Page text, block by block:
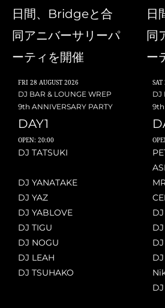
日間、Bridgeと合
同アニバーサリーパ
ーティを開催
FRI 28 AUGUST 2026
DJ BAR & LOUNGE WREP
9th ANNIVERSARY PARTY
DAY1
OPEN: 20:00
DJ TATSUKI
DJ YANATAKE
DJ YAZ
DJ YABLOVE
DJ TIGU
DJ NOGU
DJ LEAH
DJ TSUHAKO
日
同
ー
SAT
DJ
9th